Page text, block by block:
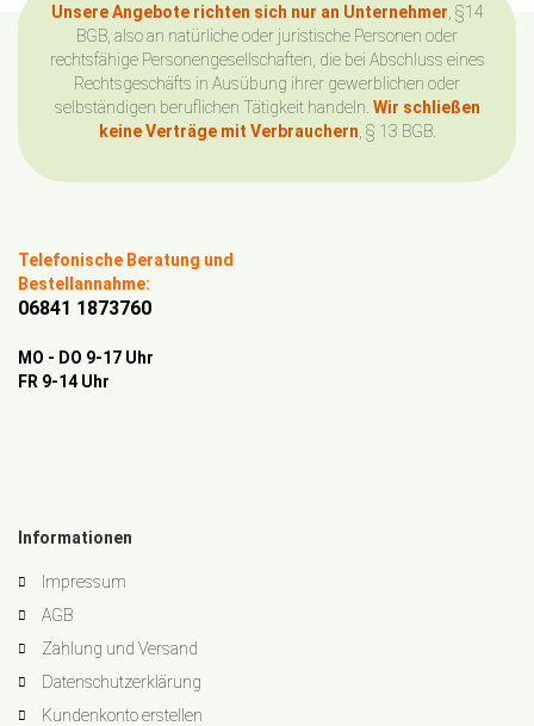
Unsere Angebote richten sich nur an Unternehmer , §14
BGB, also an natürliche oder juristische Personen oder
rechtsfähige Personengesellschaften, die bei Abschluss eines
Rechtsgeschäfts in Ausübung ihrer gewerblichen oder
selbständigen beruflichen Tätigkeit handeln. Wir schließen
keine Verträge mit Verbrauchern , § 13 BGB.
Telefonische Beratung und
Bestellannahme:
06841 1873760
MO - DO 9-17 Uhr
FR 9-14 Uhr
Informationen
Impressum
AGB
Zahlung und Versand
Datenschutzerklärung
Kundenkonto erstellen